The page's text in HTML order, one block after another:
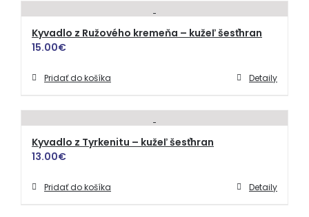
Kyvadlo z Ružového kremeňa – kužeľ šesťhran
15.00€
Pridať do košíka Detaily
Kyvadlo z Tyrkenitu – kužeľ šesťhran
13.00€
Pridať do košíka Detaily